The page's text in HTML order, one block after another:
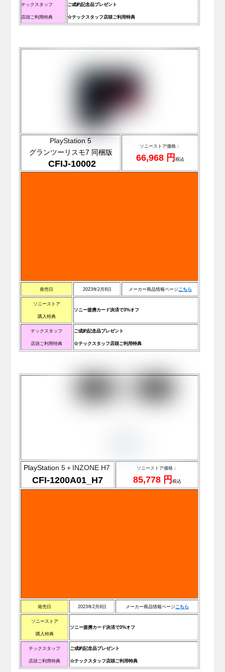
テックスタッフ
店頭ご利用特典
ご成約記念品プレゼント
☆テックスタッフ店頭ご利用特典
PlayStation 5
グランツーリスモ7 同梱版
CFIJ-10002
ソニーストア価格：
66,968 円 税込
発売日 2023年2月8日 メーカー商品情報ページこちら
ソニーストア
購入特典
ソニー提携カード決済で3%オフ
テックスタッフ
店頭ご利用特典
ご成約記念品プレゼント
☆テックスタッフ店頭ご利用特典
PlayStation 5＋INZONE H7
CFI-1200A01_H7
ソニーストア価格：
85,778 円 税込
発売日 2023年2月8日 メーカー商品情報ページこ ちら
ソニーストア
購入特典
ソニー提携カード決済で3%オフ
テックスタッフ
店頭ご利用特典
ご成約記念品プレゼント
☆テックスタッフ店頭ご利用特典